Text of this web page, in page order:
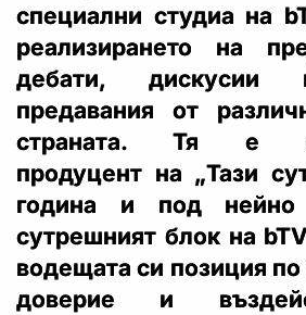
специални студиа на
реализирането на
дебати, дискусии
предавания от
страната. Тя е
продуцент на „Тази
година и под нейно
сутрешният блок на
водещата си позиция
доверие и